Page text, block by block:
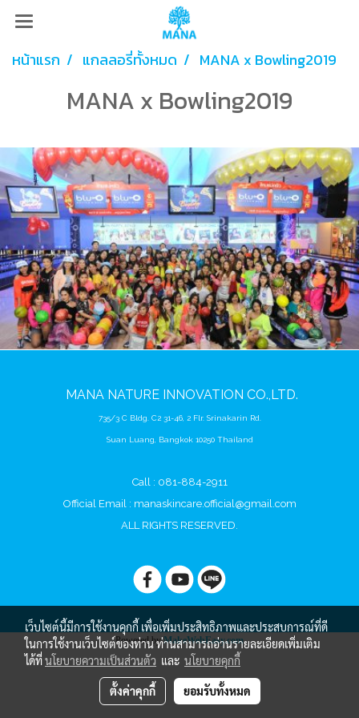
หน้าแรก แกลลอรี่ทั้งหมด MANA x Bowling2019
MANA x Bowling2019
MANA NATURE INNOVATION CO.,LTD.
735/3 C Bldg. C2 31-46, 2 Flr. Srinakarin Rd.
Suan Luang, Bangkok 10250 Thailand
Call : 081-884-2911
Official Email : manaskincare.official@gmail.com
ALL RIGHTS RESERVED.
Powered byMakeWebEasy.com
เว็บไซต์นี้มีการใช้งานคุกกี้ เพื่อเพิ่มประสิทธิภาพและประสบการณ์ที่ดี
ในการใช้งานเว็บไซต์ของท่าน ท่านสามารถอ่านรายละเอียดเพิ่มเติม
ได้ที่นโยบายความเป็นส่วนตัว และ นโยบายคุกกี้
ตั้งค่าคุกกี้ ยอมรับทั้งหมด